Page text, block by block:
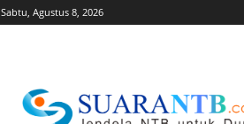
Sabtu, Agustus 8, 2026